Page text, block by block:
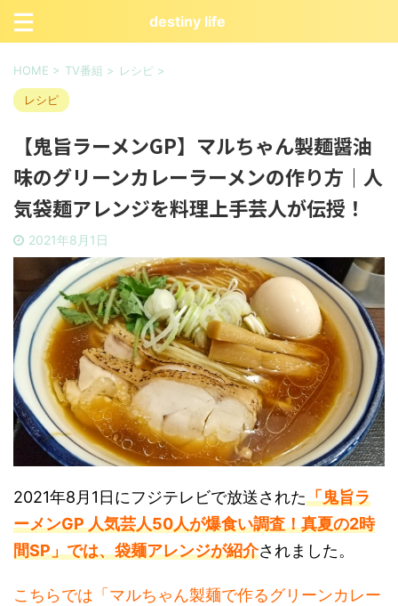
destiny life
HOME > TV番組 > レシピ >
レシピ
【鬼旨ラーメンGP】マルちゃん製麺醤油
味のグリーンカレーラーメンの作り方｜人
気袋麺アレンジを料理上手芸人が伝授！
2021年8月1日
2021年8月1日にフジテレビで放送された「鬼旨ラ
ーメンGP 人気芸人50人が爆食い調査！真夏の2時
間SP」では、袋麺アレンジが紹介されました。
こちらでは「マルちゃん製麺で作るグリーンカレー